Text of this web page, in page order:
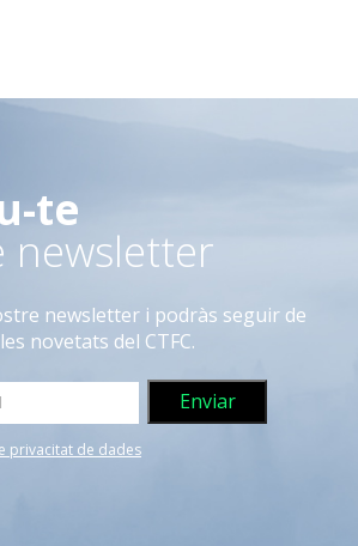
te
newsletter
newsletter i podràs seguir de
novetats del CTFC.
privacitat de dades